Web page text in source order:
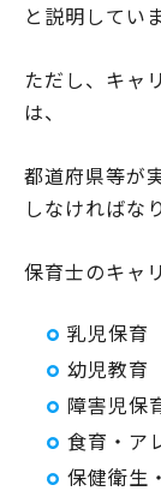
と説明してい
ただし、キャ
は、
都道府県等が
しなければな
保育士のキャ
乳児保育
幼児教育
障害児保
食育・ア
保健衛生